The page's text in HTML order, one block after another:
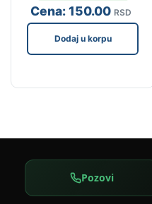
Cena:150.00 RSD
Dodaj u korpu
Pozovi